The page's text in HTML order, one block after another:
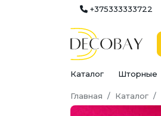
+375333333722
Каталог Шторные
Главная Каталог